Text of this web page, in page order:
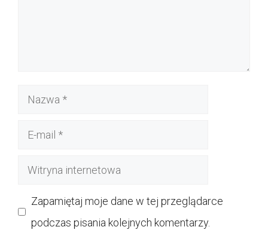
Nazwa
Witryna
Zapamiętaj moje dane w tej przeglądarce
podczas pisania kolejnych komentarzy.